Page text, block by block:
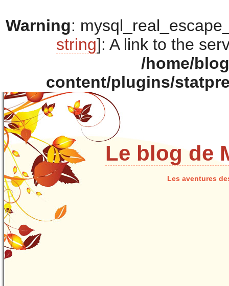
Warning:
string]: A link to the
/home/
content/plugins/
Le blog de
Les aventures